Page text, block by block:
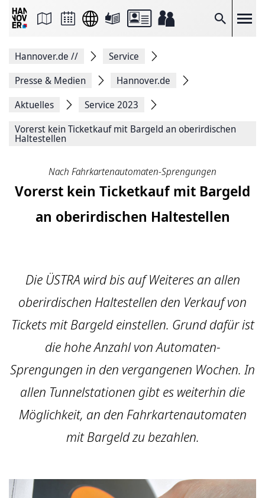
Suche
Seite
Facebook
teilen
Seitenlink
Seite
Drucken
Hannover.de //
Service
Presse & Medien
Hannover.de
Aktuelles
Service 2023
Vorerst kein Ticketkauf mit Bargeld an oberirdischen
Haltestellen
Nach Fahrkartenautomaten-Sprengungen
Vorerst kein Ticketkauf mit Bargeld
an oberirdischen Haltestellen
Die ÜSTRA wird bis auf Weiteres an allen
oberirdischen Haltestellen den Verkauf von
Tickets mit Bargeld einstellen. Grund dafür ist
die hohe Anzahl von Automaten-
Sprengungen in den vergangenen Wochen. In
allen Tunnelstationen gibt es weiterhin die
Möglichkeit, an den Fahrkartenautomaten
mit Bargeld zu bezahlen.